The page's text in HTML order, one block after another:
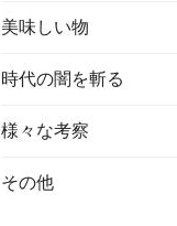
美味しい物
時代の闇を斬る
様々な考察
その他